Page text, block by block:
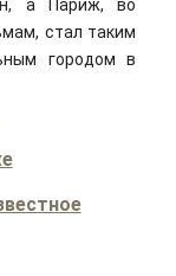
а Париж, во
стал таким
городом в